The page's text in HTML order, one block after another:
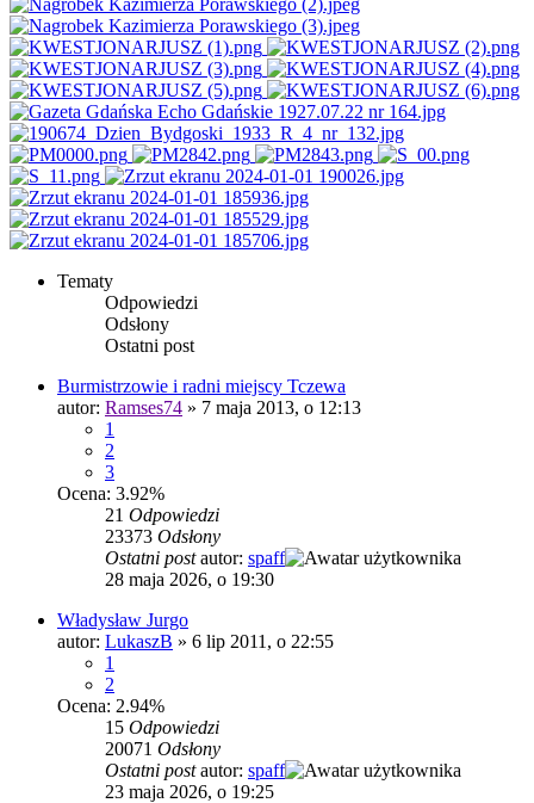
Tematy
Odpowiedzi
Odsłony
Ostatni post
Burmistrzowie i radni miejscy Tczewa
autor: Ramses74 » 7 maja 2013, o 12:13
1
2
3
Ocena: 3.92%
21 Odpowiedzi
23373 Odsłony
Ostatni postautor: spaff
28 maja 2026, o 19:30
Władysław Jurgo
autor: LukaszB » 6 lip 2011, o 22:55
1
2
Ocena: 2.94%
15 Odpowiedzi
20071 Odsłony
Ostatni postautor: spaff
23 maja 2026, o 19:25